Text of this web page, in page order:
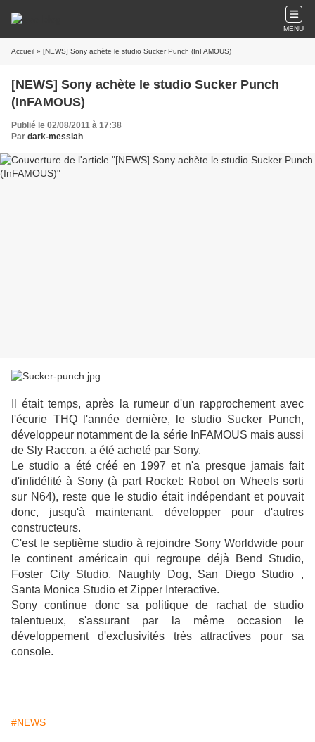
MENU
Accueil » [NEWS] Sony achète le studio Sucker Punch (InFAMOUS)
[NEWS] Sony achète le studio Sucker Punch
(InFAMOUS)
Publié le 02/08/2011 à 17:38
Par dark-messiah
Il était temps, après la rumeur d'un rapprochement avec
l'écurie THQ l'année dernière, le studio Sucker Punch,
développeur notamment de la série InFAMOUS mais aussi
de Sly Raccon, a été acheté par Sony.
Le studio a été créé en 1997 et n'a presque jamais fait
d'infidélité à Sony (à part Rocket: Robot on Wheels sorti
sur N64), reste que le studio était indépendant et pouvait
donc, jusqu'à maintenant, développer pour d'autres
constructeurs.
C'est le septième studio à rejoindre Sony Worldwide pour
le continent américain qui regroupe déjà Bend Studio,
Foster City Studio, Naughty Dog, San Diego Studio ,
Santa Monica Studio et Zipper Interactive.
Sony continue donc sa politique de rachat de studio
talentueux, s'assurant par la même occasion le
développement d'exclusivités très attractives pour sa
console.
#NEWS